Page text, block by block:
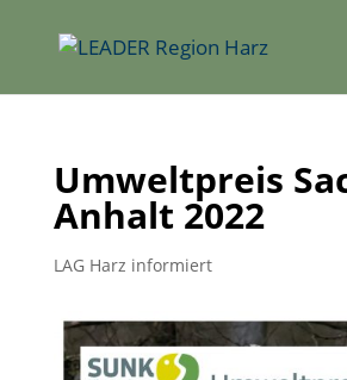
Umweltpreis
Anhalt 2022
LAG Harz informiert